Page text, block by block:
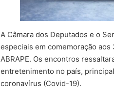
A Câmara dos Deputados e o
especiais em comemoração
ABRAPE. Os encontros
entretenimento no país,
coronavírus (Covid-19).